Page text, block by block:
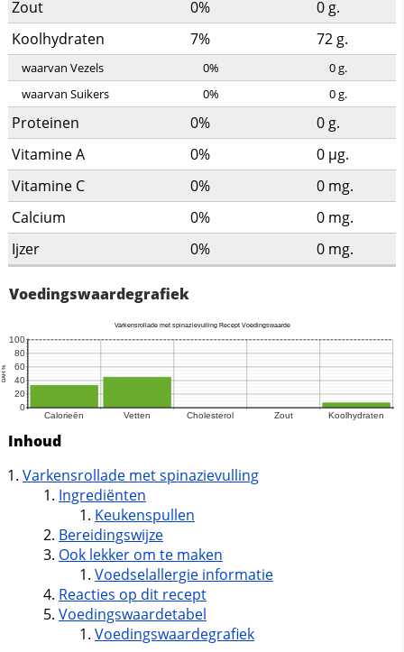
Zout 0% 0 g.
Koolhydraten
7% 72 g.
waarvan Vezels 0% 0g.
waarvan Suikers
0% 0g.
Proteinen 0% 0 g.
Vitamine A
0% 0 µg.
Vitamine C
0% 0 mg.
Calcium
0% 0 mg.
Ijzer
0% 0 mg.
Voedingswaardegrafiek
Inhoud
Varkensrollade met spinazievulling
Ingrediënten
Keukenspullen
Bereidingswijze
Ook lekker om te maken
Voedselallergie informatie
Reacties op dit recept
Voedingswaardetabel
Voedingswaardegrafiek